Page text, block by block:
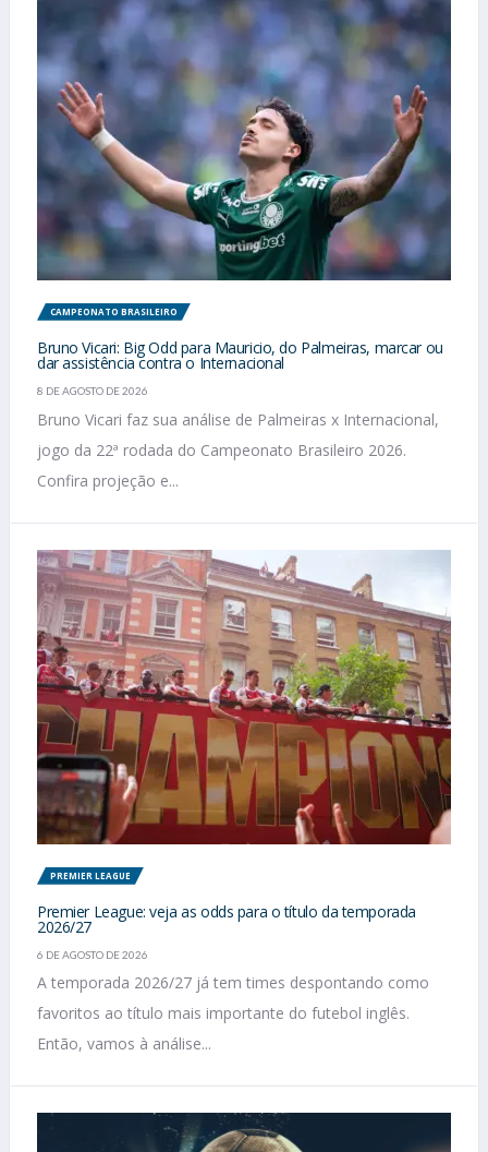
CAMPEONATO BRASILEIRO
Bruno Vicari: Big Odd para Mauricio, do Palmeiras, marcar ou
dar assistência contra o Internacional
8 DE AGOSTO DE 2026
Bruno Vicari faz sua análise de Palmeiras x Internacional,
jogo da 22ª rodada do Campeonato Brasileiro 2026.
Confira projeção e...
PREMIER LEAGUE
Premier League: veja as odds para o título da temporada
2026/27
6 DE AGOSTO DE 2026
A temporada 2026/27 já tem times despontando como
favoritos ao título mais importante do futebol inglês.
Então, vamos à análise...